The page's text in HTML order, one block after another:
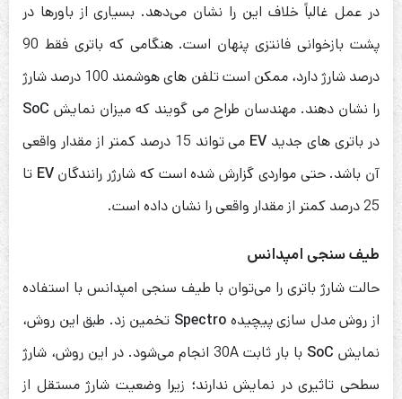
در عمل غالباً خلاف این را نشان می‌دهد. بسیاری از باورها در
پشت بازخوانی فانتزی پنهان است. هنگامی که باتری فقط 90
درصد شارژ دارد، ممکن است تلفن های هوشمند 100 درصد شارژ
را نشان دهند. مهندسان طراح می گویند که میزان نمایش SoC
در باتری های جدید EV
می تواند 15 درصد کمتر از مقدار واقعی
آن باشد. حتی مواردی گزارش شده است که شارژر رانندگانEV تا
25 درصد کمتر از مقدار واقعی را نشان داده‌ است.
طیف سنجی امپدانس
حالت شارژ باتری را می‌توان با طیف سنجی امپدانس با استفاده
از روش مدل سازی پیچیده Spectro تخمین زد. طبق این روش،
نمایش SoC
با بار ثابت 30A انجام می‌شود. در این روش، شارژ
سطحی تاثیری در نمایش ندارند؛ زیرا وضعیت شارژ مستقل از